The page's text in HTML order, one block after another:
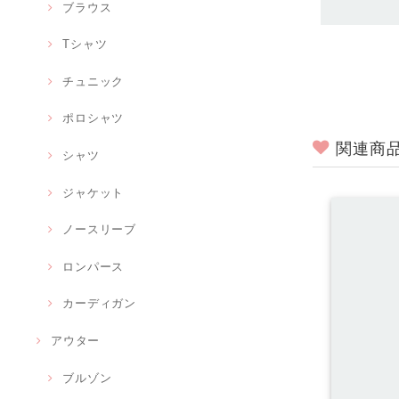
ブラウス
Tシャツ
チュニック
ポロシャツ
シャツ
ジャケット
ノースリーブ
ロンパース
カーディガン
アウター
ブルゾン
関連商